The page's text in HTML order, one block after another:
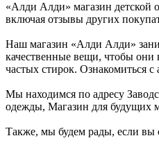
«Алди Алди» магазин детской
включая отзывы других
Наш магазин «Алди Алди»
качественные вещи, чтобы они
частых стирок. Ознакомиться
Мы находимся по адресу
одежды, Магазин для будущих
Также, мы будем рады, если вы